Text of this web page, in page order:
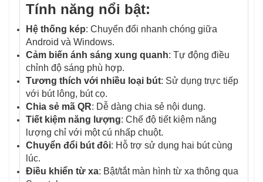
Tính năng nổi bật:
Hệ thống kép: Chuyển đổi nhanh chóng giữa
Android và Windows.
Cảm biến ánh sáng xung quanh: Tự động điều
chỉnh độ sáng phù hợp.
Tương thích với nhiều loại bút: Sử dụng trực tiếp
với bút lông, bút cọ.
Chia sẻ mã QR: Dễ dàng chia sẻ nội dung.
Tiết kiệm năng lượng: Chế độ tiết kiệm năng
lượng chỉ với một cú nhấp chuột.
Chuyển đổi bút đôi: Hỗ trợ sử dụng hai bút cùng
lúc.
Điều khiển từ xa: Bật/tắt màn hình từ xa thông qua